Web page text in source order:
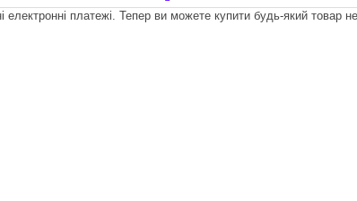
електронні платежі. Тепер ви можете купити будь-який товар